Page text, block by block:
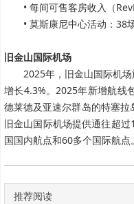
• 每间可售客房收入（
• 莫斯康尼中心活动：38
旧金山国际机场
2025年，旧金山国际机
增长4.3%。2025年新增航线
德莱德及亚速尔群岛的特塞拉
旧金山国际机场提供通往超
国国内航点和60多个国际航点。
推荐阅读